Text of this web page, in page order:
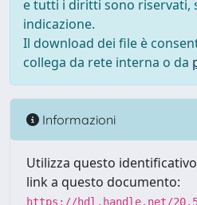
e tutti i diritti sono riservati,
indicazione.
Il download dei file è
collega da rete interna o da
Informazioni
Utilizza questo
link a questo documento:
https://hdl.handle.net/